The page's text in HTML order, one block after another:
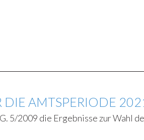
DIE AMTSPERIODE
5/2009 die Ergebnisse zur Wahl